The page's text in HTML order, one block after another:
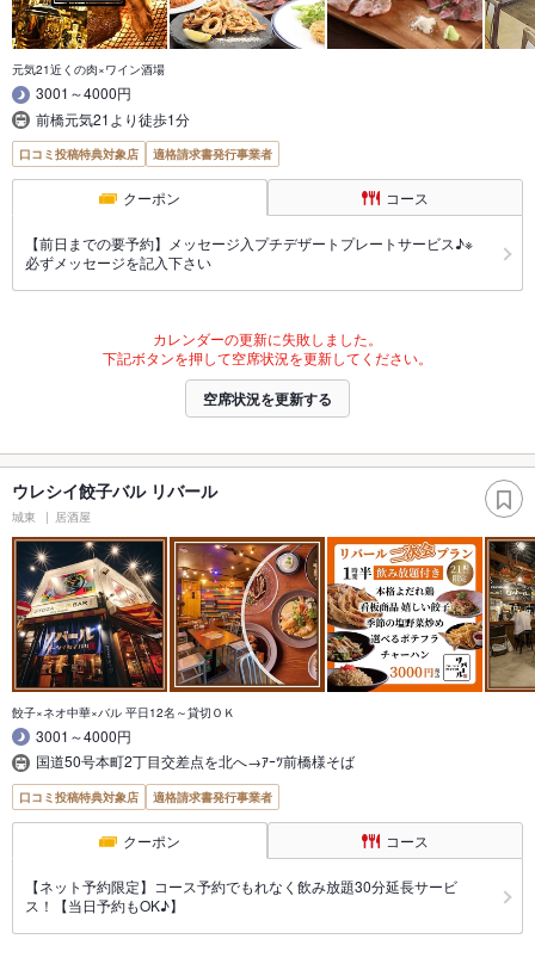
元気21近くの肉×ワイン酒場
3001～4000円
前橋元気21より徒歩1分
口コミ投稿特典対象店 適格請求書発行事業者
クーポン コース
【前日までの要予約】メッセージ入プチデザートプレートサービス♪※
必ずメッセージを記入下さい
カレンダーの更新に失敗しました。
下記ボタンを押して空席状況を更新してください。
空席状況を更新する
ウレシイ餃子バル リバール
城東 居酒屋
餃子×ネオ中華×バル 平日12名～貸切ＯＫ
3001～4000円
国道50号本町2丁目交差点を北へ→ｱｰﾂ前橋様そば
口コミ投稿特典対象店 適格請求書発行事業者
クーポン コース
【ネット予約限定】コース予約でもれなく飲み放題30分延長サービ
ス！【当日予約もOK♪】